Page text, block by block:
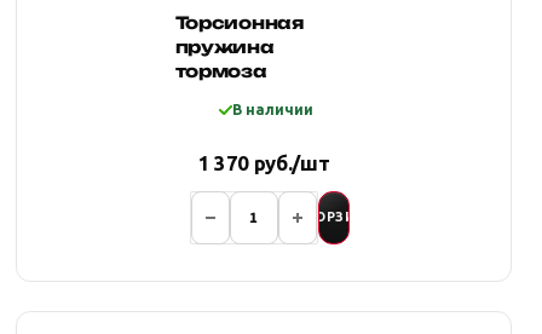
Торсионная
пружина
тормоза
В наличии
1 370 руб./шт
В КОРЗИНУ